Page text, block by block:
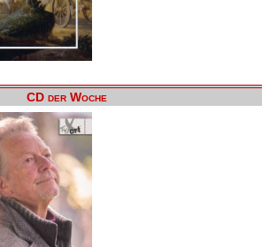
CD der Woche